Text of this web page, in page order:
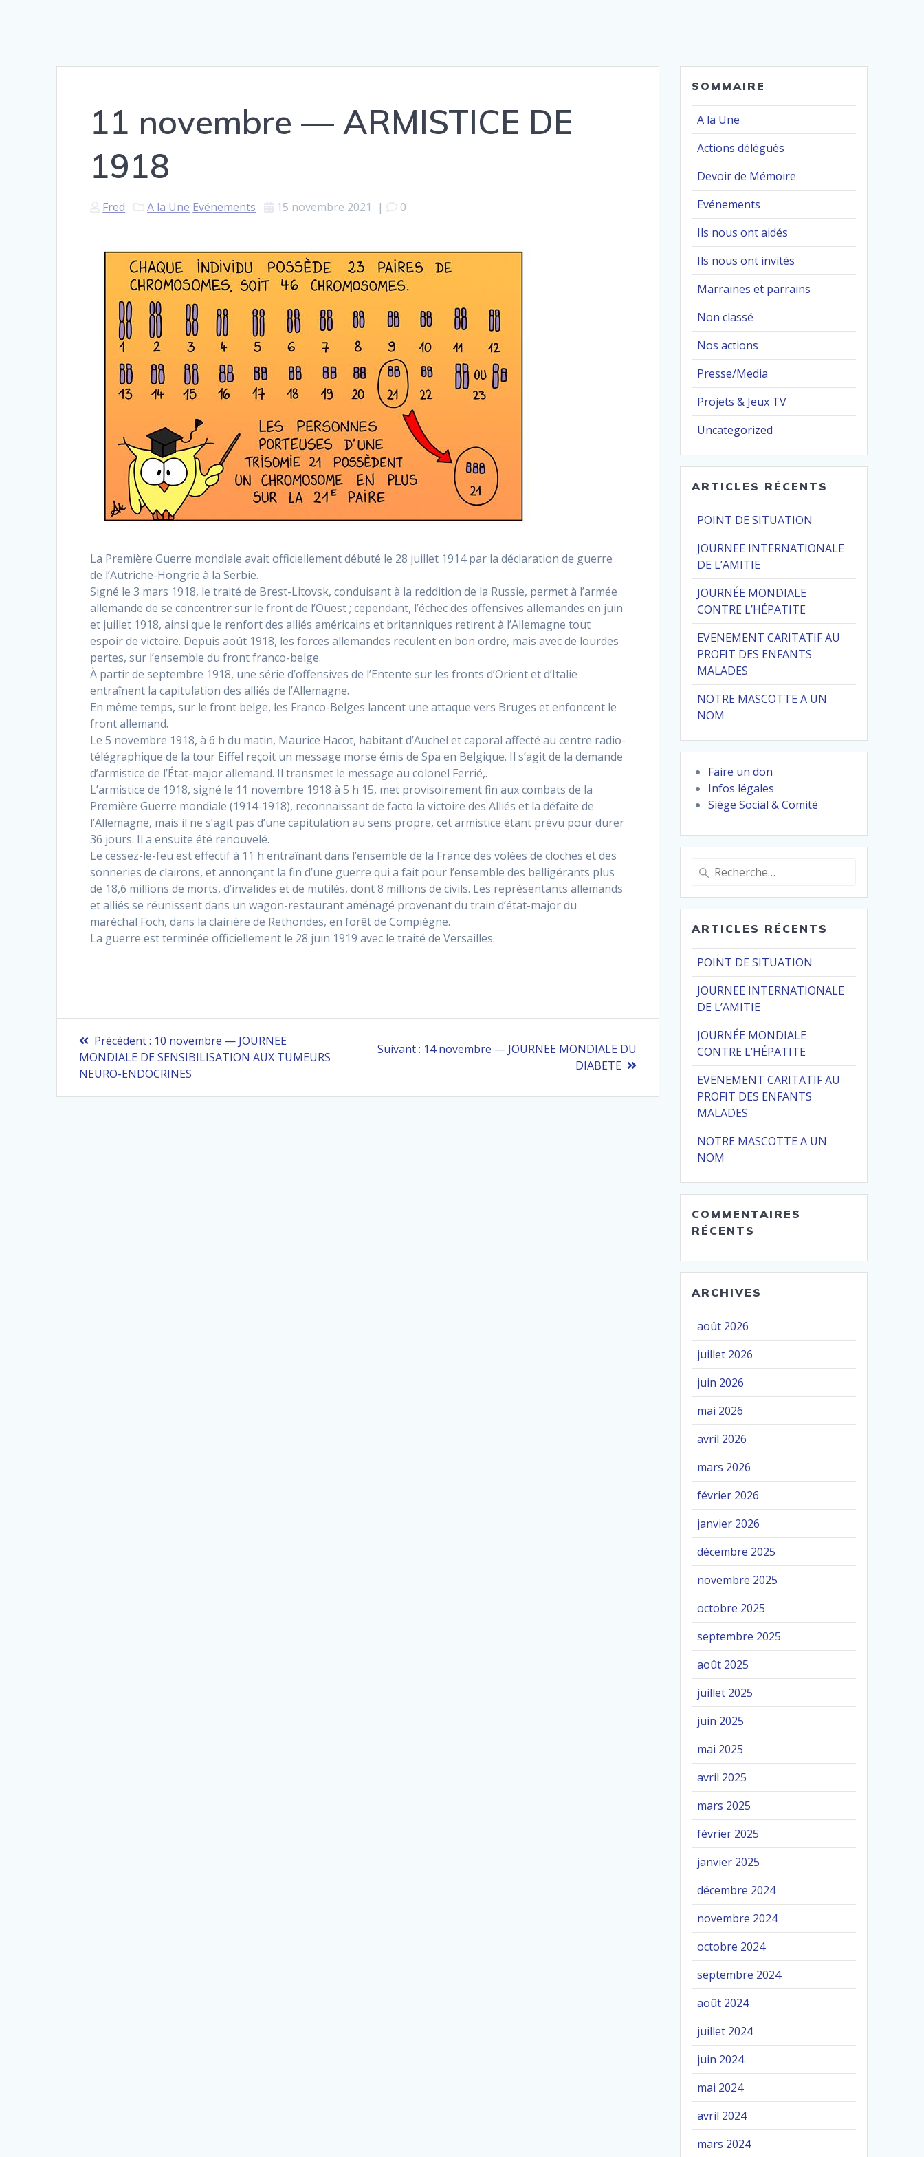
11 novembre — ARMISTICE DE
1918
Fred A la Une Evénements 15 novembre 2021 | 0
La Première Guerre mondiale avait officiellement débuté le 28 juillet 1914 par la déclaration de guerre
de l’Autriche-Hongrie à la Serbie.
Signé le 3 mars 1918, le traité de Brest-Litovsk, conduisant à la reddition de la Russie, permet à l’armée
allemande de se concentrer sur le front de l’Ouest ; cependant, l’échec des offensives allemandes en juin
et juillet 1918, ainsi que le renfort des alliés américains et britanniques retirent à l’Allemagne tout
espoir de victoire. Depuis août 1918, les forces allemandes reculent en bon ordre, mais avec de lourdes
pertes, sur l’ensemble du front franco-belge.
À partir de septembre 1918, une série d’offensives de l’Entente sur les fronts d’Orient et d’Italie
entraînent la capitulation des alliés de l’Allemagne.
En même temps, sur le front belge, les Franco-Belges lancent une attaque vers Bruges et enfoncent le
front allemand.
Le 5 novembre 1918, à 6 h du matin, Maurice Hacot, habitant d’Auchel et caporal affecté au centre radio-
télégraphique de la tour Eiffel reçoit un message morse émis de Spa en Belgique. Il s’agit de la demande
d’armistice de l’État-major allemand. Il transmet le message au colonel Ferrié,.
L’armistice de 1918, signé le 11 novembre 1918 à 5 h 15, met provisoirement fin aux combats de la
Première Guerre mondiale (1914-1918), reconnaissant de facto la victoire des Alliés et la défaite de
l’Allemagne, mais il ne s’agit pas d’une capitulation au sens propre, cet armistice étant prévu pour durer
36 jours. Il a ensuite été renouvelé.
Le cessez-le-feu est effectif à 11 h entraînant dans l’ensemble de la France des volées de cloches et des
sonneries de clairons, et annonçant la fin d’une guerre qui a fait pour l’ensemble des belligérants plus
de 18,6 millions de morts, d’invalides et de mutilés, dont 8 millions de civils. Les représentants allemands
et alliés se réunissent dans un wagon-restaurant aménagé provenant du train d’état-major du
maréchal Foch, dans la clairière de Rethondes, en forêt de Compiègne.
La guerre est terminée officiellement le 28 juin 1919 avec le traité de Versailles.
Navigation
de
l’article
Précédent : Article
précédent
:
10 novembre — JOURNEE
MONDIALE DE SENSIBILISATION AUX TUMEURS
NEURO-ENDOCRINES
Suivant : Article
14 novembre — JOURNEE MONDIALE DU
DIABETE
SOMMAIRE
A la Une
Actions délégués
Devoir de Mémoire
Evénements
Ils nous ont aidés
Ils nous ont invités
Marraines et parrains
Non classé
Nos actions
Presse/Media
Projets & Jeux TV
Uncategorized
ARTICLES RÉCENTS
POINT DE SITUATION
JOURNEE INTERNATIONALE
DE L’AMITIE
JOURNÉE MONDIALE
CONTRE L’HÉPATITE
EVENEMENT CARITATIF AU
PROFIT DES ENFANTS
MALADES
NOTRE MASCOTTE A UN
NOM
Faire un don
Infos légales
Siège Social & Comité
Recherche
:
ARTICLES RÉCENTS
POINT DE SITUATION
JOURNEE INTERNATIONALE
DE L’AMITIE
JOURNÉE MONDIALE
CONTRE L’HÉPATITE
EVENEMENT CARITATIF AU
PROFIT DES ENFANTS
MALADES
NOTRE MASCOTTE A UN
NOM
COMMENTAIRES
RÉCENTS
ARCHIVES
août 2026
juillet 2026
juin 2026
mai 2026
avril 2026
mars 2026
février 2026
janvier 2026
décembre 2025
novembre 2025
octobre 2025
septembre 2025
août 2025
juillet 2025
juin 2025
mai 2025
avril 2025
mars 2025
février 2025
janvier 2025
décembre 2024
novembre 2024
octobre 2024
septembre 2024
août 2024
juillet 2024
juin 2024
mai 2024
avril 2024
mars 2024